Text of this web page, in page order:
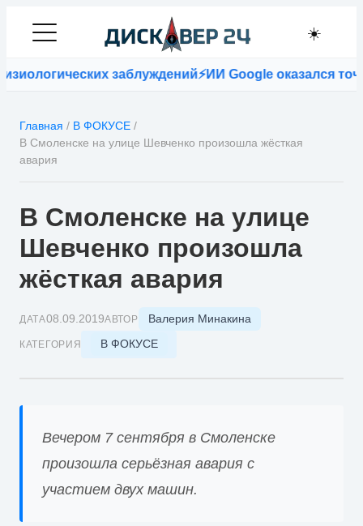
☀️
заблуждений⚡ИИ Google оказался
Главная / В ФОКУСЕ /
В Смоленске на улице Шевченко произошла жёсткая
авария
В Смоленске на улице
Шевченко произошла
жёсткая авария
ДАТА08.09.2019АВТОР Валерия Минакина
КАТЕГОРИЯ В ФОКУСЕ
Вечером 7 сентября в Смоленске
произошла серьёзная авария с
участием двух машин.